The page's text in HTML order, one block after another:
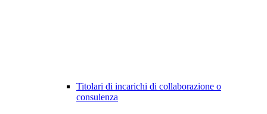
Titolari di incarichi di collaborazione o
consulenza